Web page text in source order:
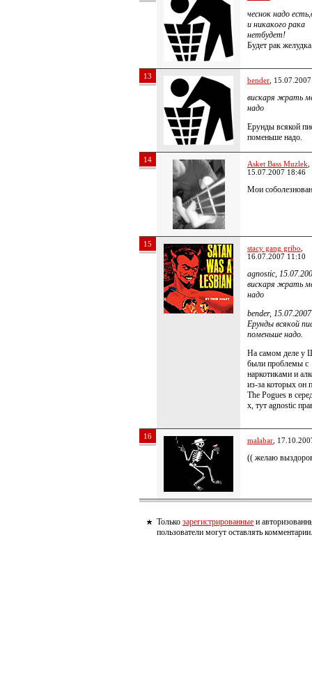
чеснок надо
и никакого рака
нетбудет!
Будет рак
13 bender ,
вискаря жрать
надо
Ерунды всякой
поменьше надо.
14 Asket Bass Muzlek
15.07.2007 18:46
Мои
15 stacy gang gribo
16.07.2007 11:10
agnostic,
вискаря жрать
надо
bender,
Ерунды всякой
поменьше надо.
На самом деле у
были проблемы с
наркотиками и
из-за которых он
The Pogues в
х, тут agnostic
16 malabar ,
(( желаю
Только зарегистрированные и
пользователи могут оставлять комментарии.